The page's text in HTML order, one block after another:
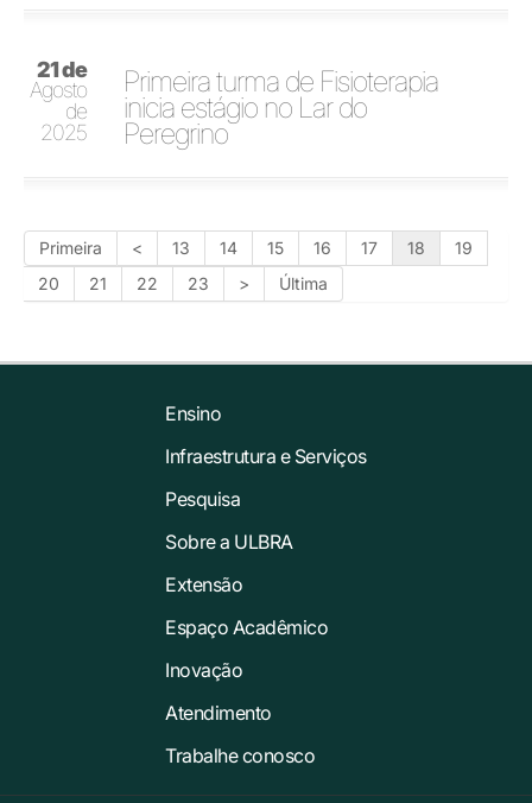
21 de
Agosto
de
2025
Primeira turma de Fisioterapia
inicia estágio no Lar do
Peregrino
Primeira < 13 14 15 16 17 18
19
20
21 22 23 > Última
Ensino
Infraestrutura e Serviços
Pesquisa
Sobre a ULBRA
Extensão
Espaço Acadêmico
Inovação
Atendimento
Trabalhe conosco